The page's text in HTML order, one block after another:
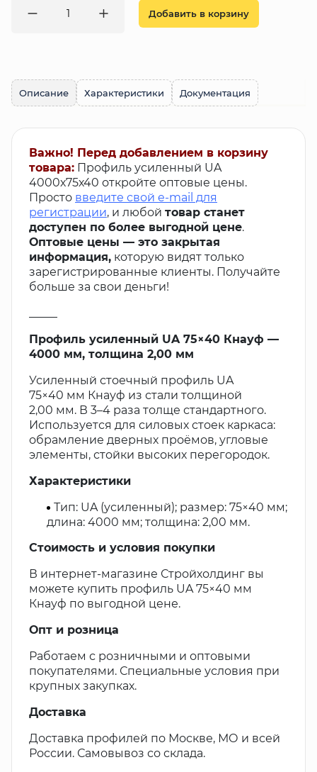
Добавить в корзину
Описание Характеристики Документация
Важно! Перед добавлением в корзину
товара: Профиль усиленный UA
4000х75х40 откройте оптовые цены.
Просто введите свой e-mail для
регистрации, и любой товар станет
доступен по более выгодной цене.
Оптовые цены — это закрытая
информация, которую видят только
зарегистрированные клиенты. Получайте
больше за свои деньги!
Профиль усиленный UA 75×40 Кнауф —
4000 мм, толщина 2,00 мм
Усиленный стоечный профиль UA
75×40 мм Кнауф из стали толщиной
2,00 мм. В 3–4 раза толще стандартного.
Используется для силовых стоек каркаса:
обрамление дверных проёмов, угловые
элементы, стойки высоких перегородок.
Характеристики
Тип: UA (усиленный); размер: 75×40 мм;
длина: 4000 мм; толщина: 2,00 мм.
Стоимость и условия покупки
В интернет-магазине Стройхолдинг вы
можете купить профиль UA 75×40 мм
Кнауф по выгодной цене.
Опт и розница
Работаем с розничными и оптовыми
покупателями. Специальные условия при
крупных закупках.
Доставка
Доставка профилей по Москве, МО и всей
России. Самовывоз со склада.